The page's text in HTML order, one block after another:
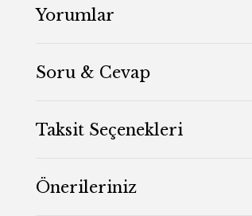
Yorumlar
Soru & Cevap
Taksit Seçenekleri
Önerileriniz